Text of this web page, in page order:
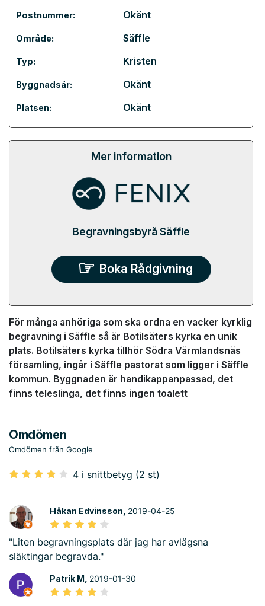
Postnummer: Okänt
Område: Säffle
Typ: Kristen
Byggnadsår: Okänt
Platsen: Okänt
Mer information
Begravningsbyrå Säffle
Boka Rådgivning
För många anhöriga som ska ordna en vacker kyrklig
begravning i Säffle så är Botilsäters kyrka en unik
plats. Botilsäters kyrka tillhör Södra Värmlandsnäs
församling, ingår i Säffle pastorat som ligger i Säffle
kommun. Byggnaden är handikappanpassad, det
finns teleslinga, det finns ingen toalett
Omdömen
Omdömen från Google
4 i snittbetyg (2 st)
Håkan Edvinsson, 2019-04-25
"Liten begravningsplats där jag har avlägsna
släktingar begravda."
Patrik M, 2019-01-30